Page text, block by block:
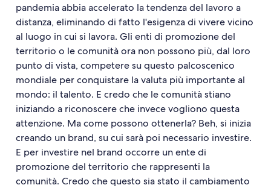
pandemia abbia accelerato la tendenza del lavoro a
distanza, eliminando di fatto l'esigenza di vivere vicino
al luogo in cui si lavora. Gli enti di promozione del
territorio o le comunità ora non possono più, dal loro
punto di vista, competere su questo palcoscenico
mondiale per conquistare la valuta più importante al
mondo: il talento. E credo che le comunità stiano
iniziando a riconoscere che invece vogliono questa
attenzione. Ma come possono ottenerla? Beh, si inizia
creando un brand, su cui sarà poi necessario investire.
E per investire nel brand occorre un ente di
promozione del territorio che rappresenti la
comunità. Credo che questo sia stato il cambiamento